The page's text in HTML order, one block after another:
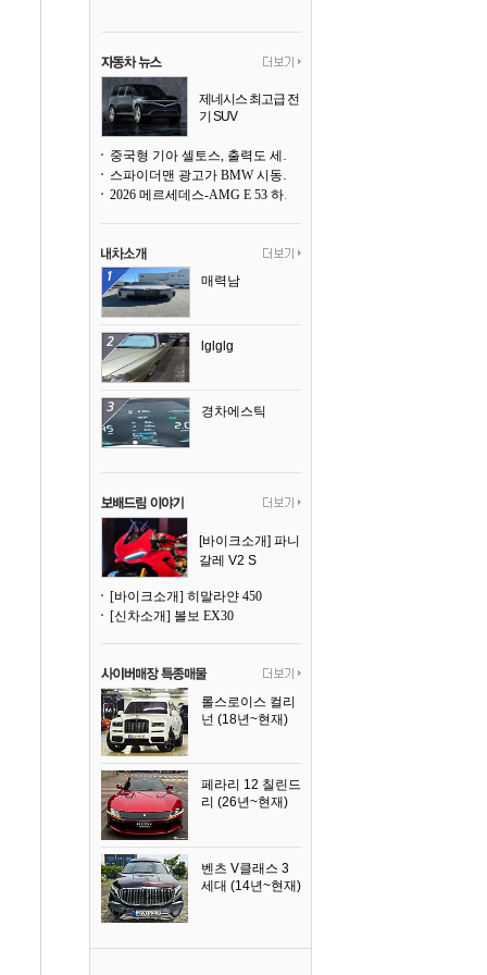
제네시스 최고급 전
기 SUV
중국형 기아 셀토스, 출력도 세지고 27인치 초대형 디스플레이까지
스파이더맨 광고가 BMW 시동화면을 점령하다, 오너들은 불만
2026 메르세데스-AMG E 53 하이브리드 왜건 시승기
매력남
lglglg
경차에스틱
[바이크소개] 파니
갈레 V2 S
[바이크소개] 히말라얀 450
[신차소개] 볼보 EX30
롤스로이스 컬리
넌 (18년~현재)
페라리 12 칠린드
리 (26년~현재)
벤츠 V클래스 3
세대 (14년~현재)